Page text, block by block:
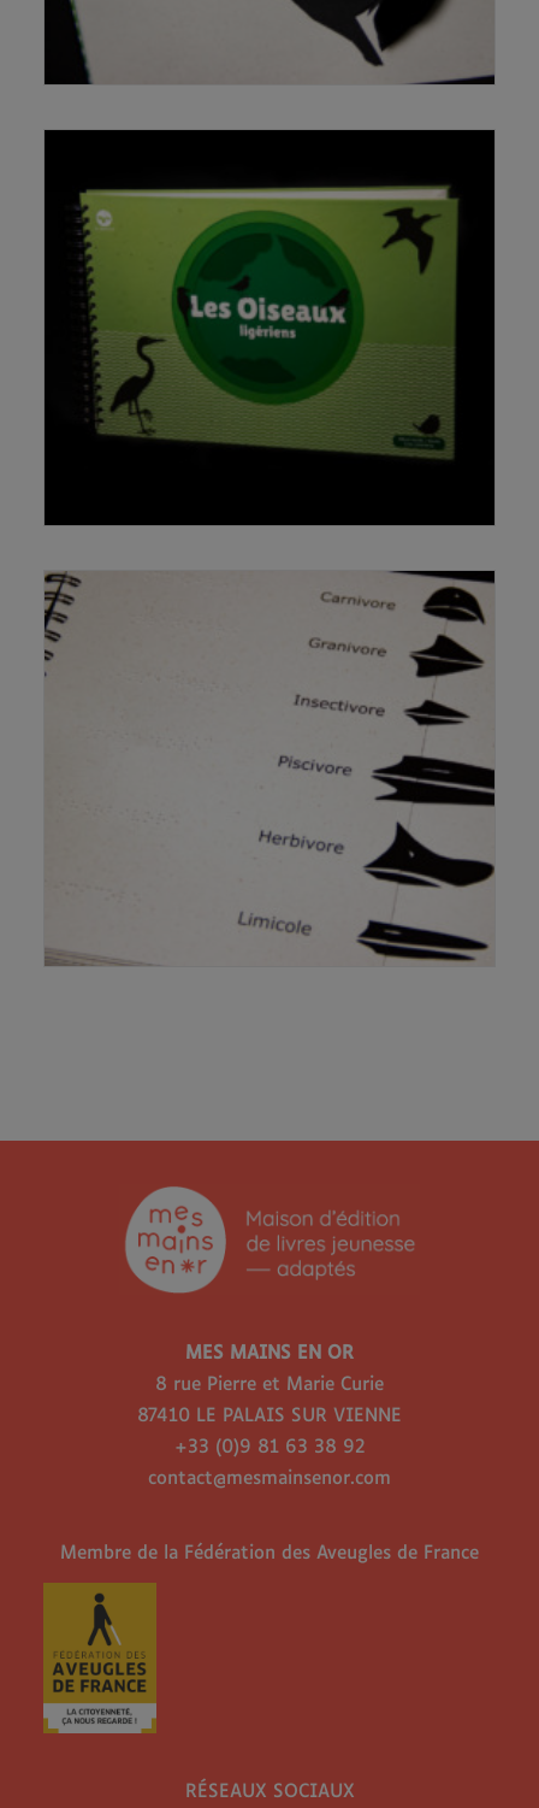
MES MAINS EN OR
8 rue Pierre et Marie Curie
87410 LE PALAIS SUR VIENNE
+33 (0)9 81 63 38 92
contact@mesmainsenor.com
Membre de la Fédération des Aveugles de France
RÉSEAUX SOCIAUX